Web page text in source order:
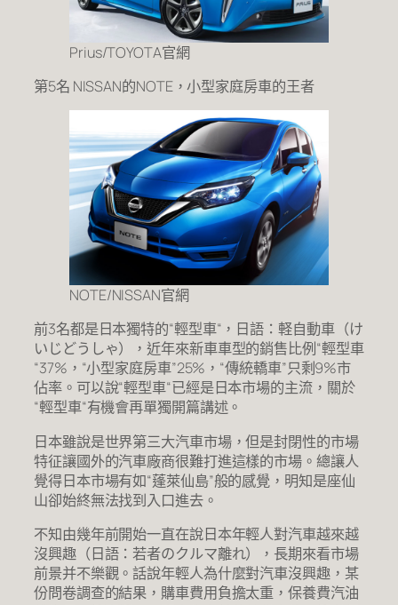
Prius/TOYOTA官網
第5名 NISSAN的NOTE，小型家庭房車的王者
NOTE/NISSAN官網
前3名都是日本獨特的“輕型車“，日語：軽自動車（け
いじどうしゃ），近年來新車車型的銷售比例“輕型車
“37%，“小型家庭房車”25%，“傳統轎車”只剩9%市
佔率。可以說“輕型車“已經是日本市場的主流，關於
“輕型車“有機會再單獨開篇講述。
日本雖說是世界第三大汽車市場，但是封閉性的市場
特征讓國外的汽車廠商很難打進這樣的市場。總讓人
覺得日本市場有如“蓬萊仙島”般的感覺，明知是座仙
山卻始終無法找到入口進去。
不知由幾年前開始一直在說日本年輕人對汽車越來越
沒興趣（日語：若者のクルマ離れ），長期來看市場
前景并不樂觀。話說年輕人為什麼對汽車沒興趣，某
份問卷調查的結果，購車費用負擔太重，保養費汽油